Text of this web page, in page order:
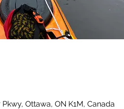
Ottawa, ON K1M, Canada